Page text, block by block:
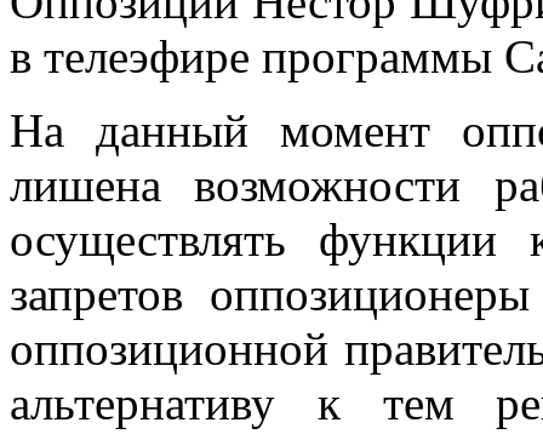
в телеэфире программы
На данный момент
лишена возможности
осуществлять функции
запретов
оппозиционной
альтернативу к тем